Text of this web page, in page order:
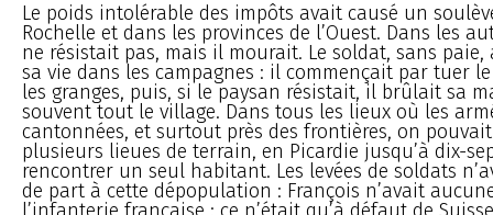
Le poids intolérable des impôts avait causé un
Rochelle et dans les provinces de l’Ouest. Dans les
ne résistait pas, mais il mourait. Le soldat, sans
sa vie dans les campagnes : il commençait par tuer
les granges, puis, si le paysan résistait, il brûlait sa
souvent tout le village. Dans tous les lieux où les
cantonnées, et surtout près des frontières, on
plusieurs lieues de terrain, en Picardie jusqu’à dix-
rencontrer un seul habitant. Les levées de soldats
de part à cette dépopulation : François n’avait